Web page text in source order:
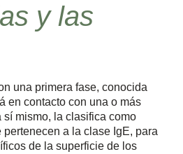
y las
una primera fase, conocida
en contacto con una o más
mismo, la clasifica como
a la clase IgE, para
de la superficie de los